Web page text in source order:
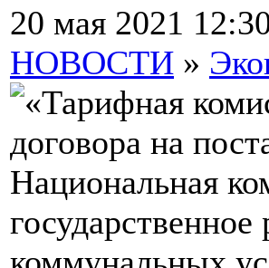
20 мая 2021
НОВОСТИ »
Национальная